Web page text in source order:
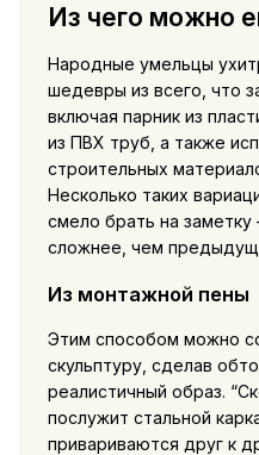
Из чего можно
Народные умельцы
шедевры из всего, что
включая парник из
из ПВХ труб, а также
строительных
Несколько таких
смело брать на заметку
сложнее, чем
Из монтажной пены
Этим способом можно
скульптуру, сделав
реалистичный образ.
послужит стальной
привариваются друг к